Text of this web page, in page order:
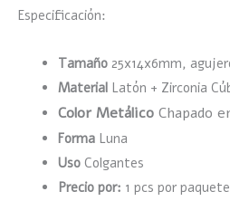
Especificación:
Tamaño25x14x6mm,
MaterialLatón + Zirconia
Color MetálicoChapado
FormaLuna
UsoColgantes
Precio por: 1 pcs por